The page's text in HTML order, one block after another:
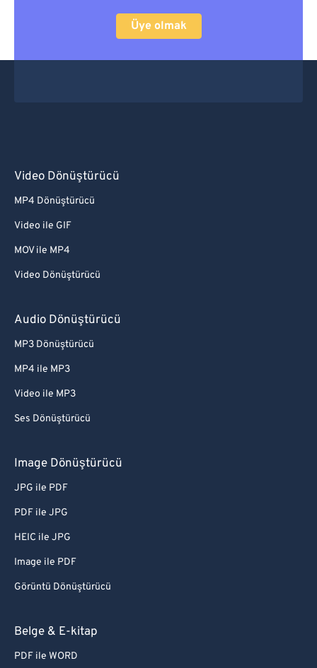
Üye olmak
Video Dönüştürücü
MP4 Dönüştürücü
Video ile GIF
MOV ile MP4
Video Dönüştürücü
Audio Dönüştürücü
MP3 Dönüştürücü
MP4 ile MP3
Video ile MP3
Ses Dönüştürücü
Image Dönüştürücü
JPG ile PDF
PDF ile JPG
HEIC ile JPG
Image ile PDF
Görüntü Dönüştürücü
Belge & E-kitap
PDF ile WORD